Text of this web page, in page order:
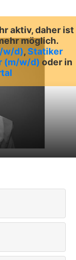
aktiv, daher ist
möglich.
w/d),Statiker
(m/w/d) oder in